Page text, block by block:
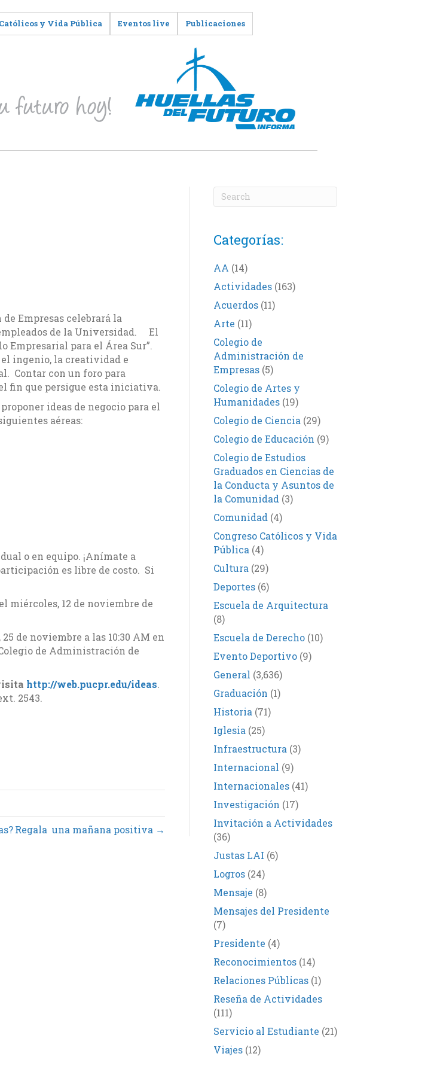
Católicos y Vida Pública Eventos live Publicaciones
Empresas celebrará la
de la Universidad. El
Empresarial para el Área Sur”.
ingenio, la creatividad e
Contar con un foro para
fin que persigue esta iniciativa.
ideas de negocio para el
aéreas:
o en equipo. ¡Anímate a
es libre de costo. Si
miércoles, 12 de noviembre de
de noviembre a las 10:30 AM en
de Administración de
http://web.pucpr.edu/ideas.
2543.
Regala una mañana positiva →
Categorías:
AA (14)
Actividades(163)
Acuerdos(11)
Arte (11)
Colegio de
Administración de
Empresas(5)
Colegio de Artes y
Humanidades(19)
Colegio de Ciencia (29)
Colegio de Educación (9)
Colegio de Estudios
Graduados en Ciencias de
la Conducta y Asuntos de
la Comunidad (3)
Comunidad (4)
Congreso Católicos y Vida
Pública (4)
Cultura (29)
Deportes(6)
Escuela de Arquitectura
(8)
Escuela de Derecho(10)
Evento Deportivo(9)
General (3,636)
Graduación (1)
Historia (71)
Iglesia (25)
Infraestructura (3)
Internacional (9)
Internacionales(41)
Investigación (17)
Invitación a Actividades
(36)
Justas LAI (6)
Logros(24)
Mensaje (8)
Mensajes del Presidente
(7)
Presidente (4)
Reconocimientos(14)
Relaciones Públicas(1)
Reseña de Actividades
(111)
Servicio al Estudiante (21)
Viajes(12)